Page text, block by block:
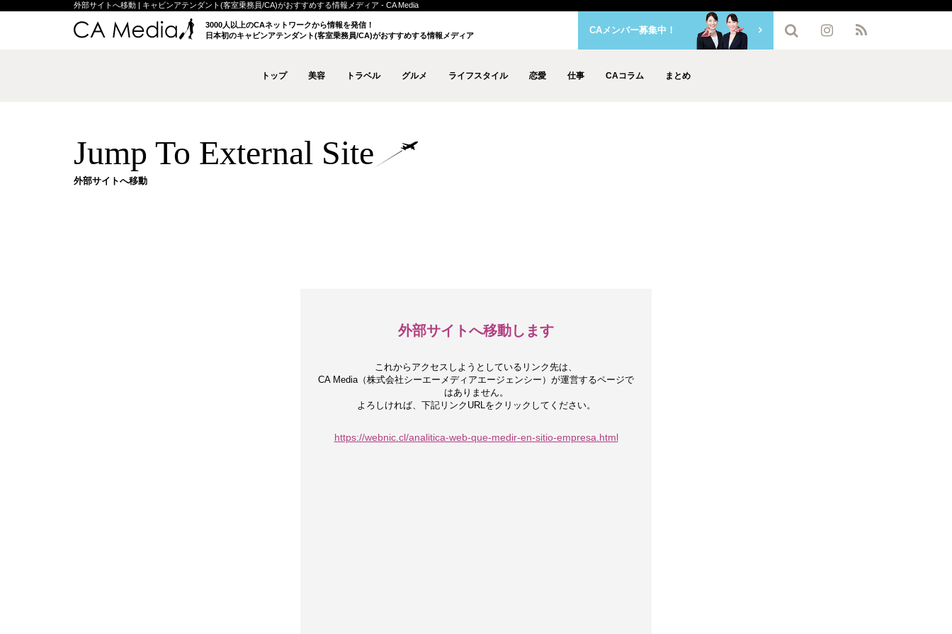
外部サイトへ移動 | キャビンアテンダント(客室乗務員/CA)がおすすめする情報メディア - CA Media
3000人以上のCAネットワークから情報を発信！
日本初のキャビンアテンダント(客室乗務員/CA)がおすすめする情報メディア
トップ 美容 トラベル グルメ ライフスタイル 恋愛 仕事 CAコラム まとめ
CAメンバー募集中！
Jump To External Site
外部サイトへ移動
外部サイトへ移動します
これからアクセスしようとしているリンク先は、
CA Media（株式会社シーエーメディアエージェンシー）が運営するページで
はありません。
よろしければ、下記リンクURLをクリックしてください。
https://webnic.cl/analitica-web-que-medir-en-sitio-empresa.html